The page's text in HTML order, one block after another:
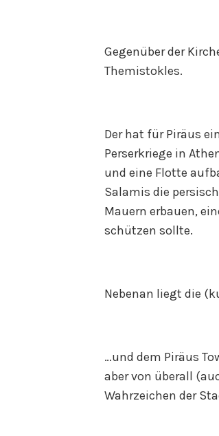
Gegenüber der
Themistokles.
Der hat für Piräus
Perserkriege in
und eine Flotte
Salamis die
Mauern erbauen,
schützen sollte.
Nebenan liegt die
…und dem Piräus
aber von überall
Wahrzeichen der